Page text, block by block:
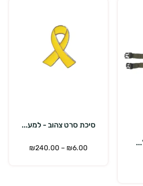
סיכת סרט צהוב - למע...
₪
–
₪240.00